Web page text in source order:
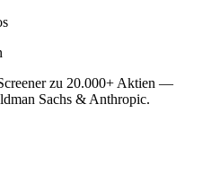
zu 20.000+ Aktien —
Sachs & Anthropic.